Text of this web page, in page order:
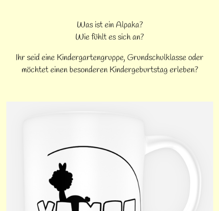
Was ist ein Alpaka?
Wie fühlt es sich an?
Ihr seid eine Kindergartengruppe, Grundschulklasse oder
möchtet einen besonderen Kindergeburtstag erleben?